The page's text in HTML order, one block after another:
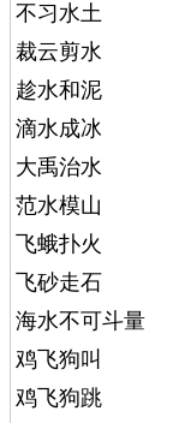
不习水土
裁云剪水
趁水和泥
滴水成冰
大禹治水
范水模山
飞蛾扑火
飞砂走石
海水不可斗量
鸡飞狗叫
鸡飞狗跳